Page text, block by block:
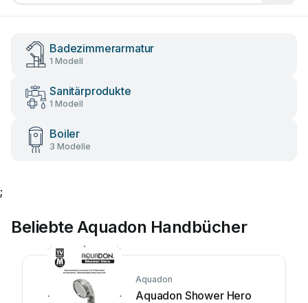
Badezimmerarmatur
1 Modell
Sanitärprodukte
1 Modell
Boiler
3 Modelle
;
Beliebte Aquadon Handbücher
Aquadon
Aquadon Shower Hero